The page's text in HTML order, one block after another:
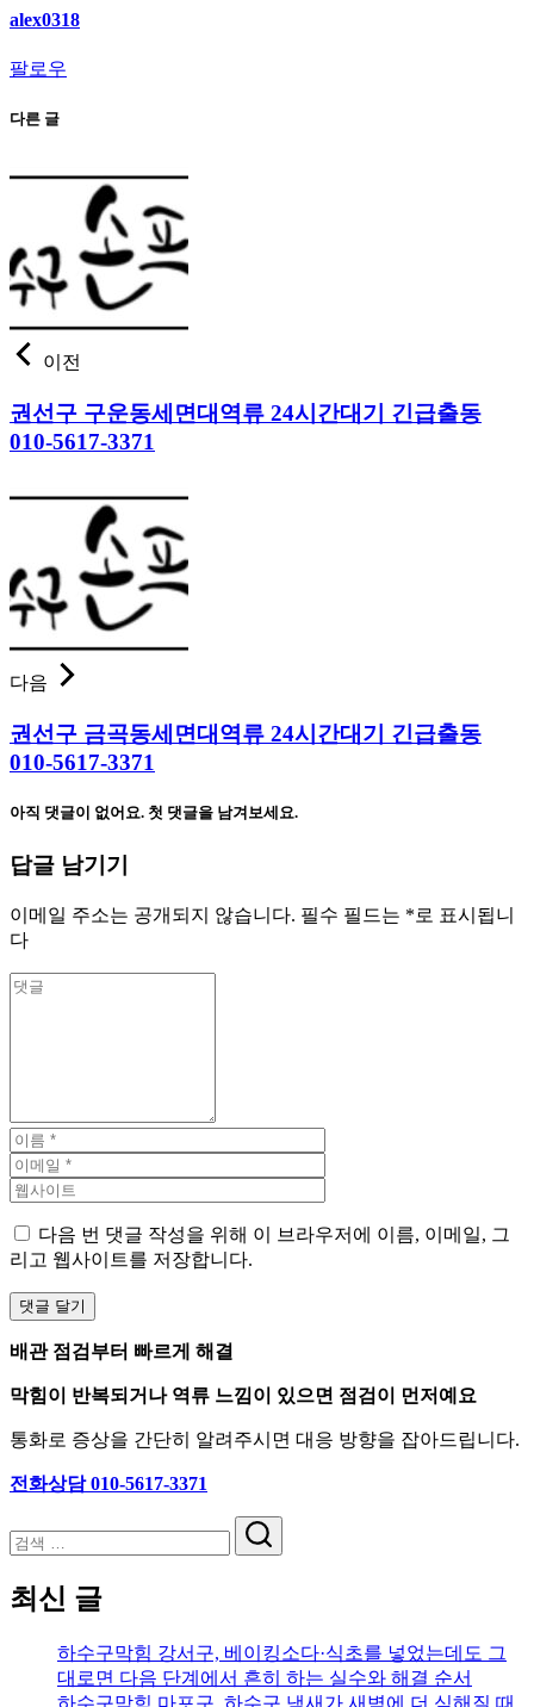
alex0318
팔로우
다른 글
이전
권선구 구운동세면대역류 24시간대기 긴급출동
010-5617-3371
다음
권선구 금곡동세면대역류 24시간대기 긴급출동
010-5617-3371
아직 댓글이 없어요. 첫 댓글을 남겨보세요.
답글 남기기
이메일 주소는 공개되지 않습니다. 필수 필드는 *로 표시됩니
다
다음 번 댓글 작성을 위해 이 브라우저에 이름, 이메일, 그
리고 웹사이트를 저장합니다.
배관 점검부터 빠르게 해결
막힘이 반복되거나 역류 느낌이 있으면 점검이 먼저예요
통화로 증상을 간단히 알려주시면 대응 방향을 잡아드립니다.
전화상담 010-5617-3371
검
최신 글
하수구막힘 강서구, 베이킹소다·식초를 넣었는데도 그
대로면 다음 단계에서 흔히 하는 실수와 해결 순서
하수구막힘 마포구, 하수구 냄새가 새벽에 더 심해질 때